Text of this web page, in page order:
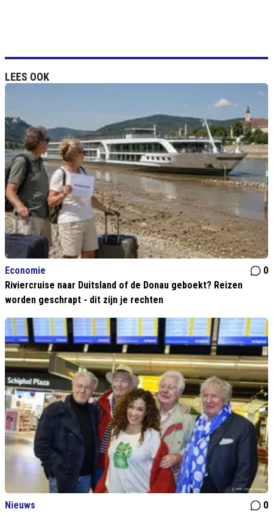
LEES OOK
Economie
0
Riviercruise naar Duitsland of de Donau geboekt? Reizen
worden geschrapt - dit zijn je rechten
Nieuws
0